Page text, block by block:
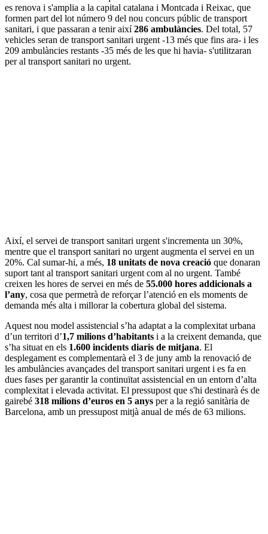
es renova i s'amplia a la capital catalana i Montcada i Reixac, que
formen part del lot número 9 del nou concurs públic de transport
sanitari, i que passaran a tenir així286 ambulàncies. Del total, 57
vehicles seran de transport sanitari urgent -13 més que fins ara- i les
209 ambulàncies restants -35 més de les que hi havia- s'utilitzaran
per al transport sanitari no urgent.
Així, el servei de transport sanitari urgent s'incrementa un 30%,
mentre que el transport sanitari no urgent augmenta el servei en un
20%. Cal sumar-hi, a més, 18 unitats de nova creació que donaran
suport tant al transport sanitari urgent com al no urgent. També
creixen les hores de servei en més de 55.000 hores addicionals a
l’any, cosa que permetrà de reforçar l’atenció en els moments de
demanda més alta i millorar la cobertura global del sistema.
Aquest nou model assistencial s’ha adaptat a la complexitat urbana
d’un territori d’1,7 milions d’habitants i a la creixent demanda, que
s’ha situat en els 1.600 incidents diaris de mitjana. El
desplegament es complementarà el 3 de juny amb la renovació de
les ambulàncies avançades del transport sanitari urgent i es fa en
dues fases per garantir la continuïtat assistencial en un entorn d’alta
complexitat i elevada activitat. El pressupost que s'hi destinarà és de
gairebé 318 milions d’euros en 5 anys per a la regió sanitària de
Barcelona, amb un pressupost mitjà anual de més de 63 milions.